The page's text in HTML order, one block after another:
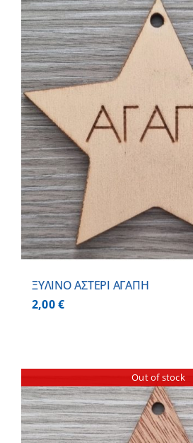
ΞΥΛΙΝΟ ΑΣΤΕΡΙ ΑΓΑΠΗ
2,00€
Out of stock